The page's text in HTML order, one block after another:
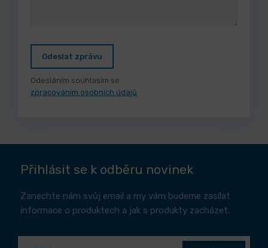
Odeslat zprávu
Odesláním souhlasím se
zpracováním osobních údajů
Přihlásit se k odběru novinek
Zanechte nám svůj email a my vám budeme zasílat
informace o produktech a jak s produkty zacházet.